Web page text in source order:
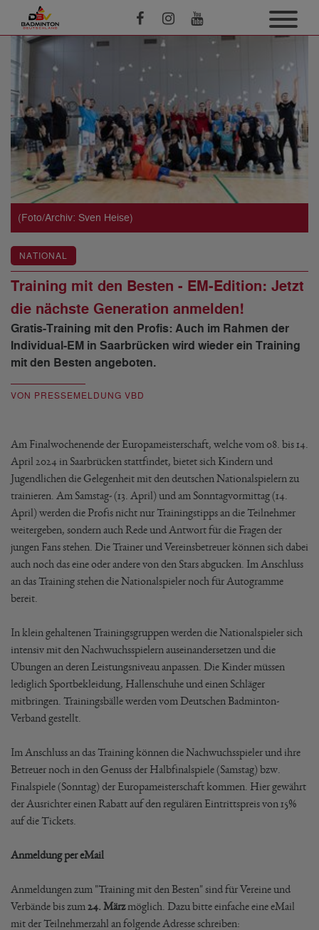
(Foto/Archiv: Sven Heise)
NATIONAL
Training mit den Besten - EM-Edition: Jetzt
die nächste Generation anmelden!
Gratis-Training mit den Profis: Auch im Rahmen der
Individual-EM in Saarbrücken wird wieder ein Training
mit den Besten angeboten.
VON PRESSEMELDUNG VBD
Am Finalwochenende der Europameisterschaft, welche vom 08. bis 14.
April 2024 in Saarbrücken stattfindet, bietet sich Kindern und
Jugendlichen die Gelegenheit mit den deutschen Nationalspielern zu
trainieren. Am Samstag- (13. April) und am Sonntagvormittag (14.
April) werden die Profis nicht nur Trainingstipps an die Teilnehmer
weitergeben, sondern auch Rede und Antwort für die Fragen der
jungen Fans stehen. Die Trainer und Vereinsbetreuer können sich dabei
auch noch das eine oder andere von den Stars abgucken. Im Anschluss
an das Training stehen die Nationalspieler noch für Autogramme
bereit.
In klein gehaltenen Trainingsgruppen werden die Nationalspieler sich
intensiv mit den Nachwuchsspielern auseinandersetzen und die
Übungen an deren Leistungsniveau anpassen. Die Kinder müssen
lediglich Sportbekleidung, Hallenschuhe und einen Schläger
mitbringen. Trainingsbälle werden vom Deutschen Badminton-
Verband gestellt.
Im Anschluss an das Training können die Nachwuchsspieler und ihre
Betreuer noch in den Genuss der Halbfinalspiele (Samstag) bzw.
Finalspiele (Sonntag) der Europameisterschaft kommen. Hier gewährt
der Ausrichter einen Rabatt auf den regulären Eintrittspreis von 15%
auf die Tickets.
Anmeldung per eMail
Anmeldungen zum "Training mit den Besten" sind für Vereine und
Verbände bis zum 24. Märzmöglich. Dazu bitte einfache eine eMail
mit der Teilnehmerzahl an folgende Adresse schreiben: